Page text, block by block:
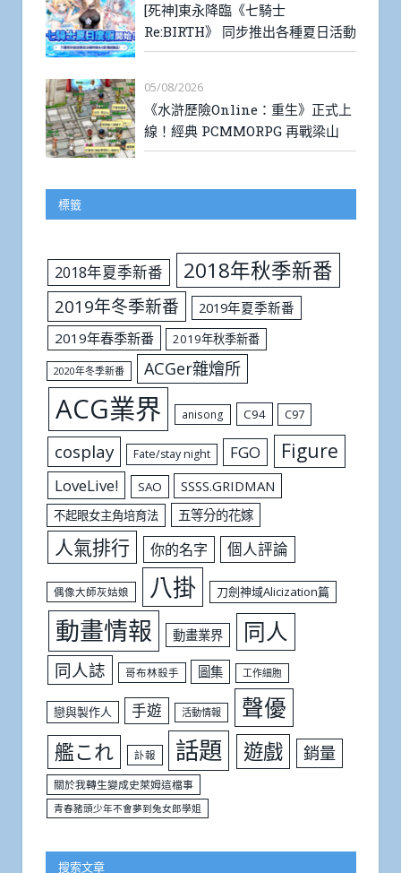
[死神]東永降臨《七騎士
Re:BIRTH》 同步推出各種夏日活動
05/08/2026
《水滸歷險Online：重生》正式上
線！經典 PCMMORPG 再戰梁山
標籤
2018年夏季新番 2018年秋季新番
2019年冬季新番
2019年夏季新番
2019年春季新番
2019年秋季新番
2020年冬季新番 ACGer雜燴所
ACG業界 anisong C94 C97
cosplay Fate/stay night FGO Figure
LoveLive! SAO SSSS.GRIDMAN
不起眼女主角培育法 五等分的花嫁
人氣排行 你的名字 個人評論
偶像大師灰姑娘 八掛 刀劍神域Alicization篇
動畫情報 動畫業界 同人
同人誌 哥布林殺手 圖集 工作細胞
戀與製作人 手遊 活動情報 聲優
艦これ 訃報 話題 遊戲 銷量
關於我轉生變成史萊姆這檔事
青春豬頭少年不會夢到兔女郎學姐
搜索文章